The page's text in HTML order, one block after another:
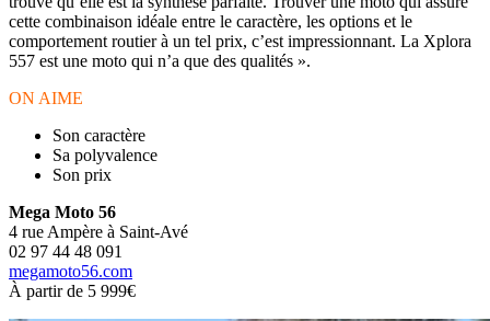
cette combinaison idéale entre le caractère, les options et le
comportement routier à un tel prix, c’est impressionnant. La Xplora
557 est une moto qui n’a que des qualités ».
ON AIME
Son caractère
Sa polyvalence
Son prix
Mega Moto 56
4 rue Ampère à Saint-Avé
02 97 44 48 091
megamoto56.com
À partir de 5 999€